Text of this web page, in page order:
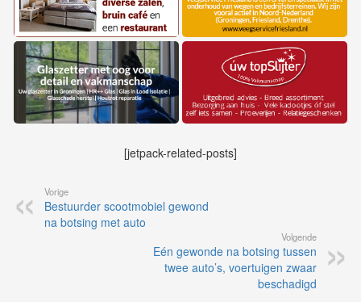
[jetpack-related-posts]
Vorige
Bestuurder scootmobiel gewond
na botsing met auto
Volgende
Eén gewonde na botsing tussen
twee auto’s, voertuigen zwaar
beschadigd